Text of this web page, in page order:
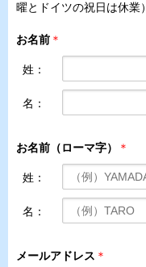
曜とドイツの祝日は休業）
お名前 ＊
姓：
名：
お名前（ローマ字） ＊
姓：
名：
メールアドレス ＊